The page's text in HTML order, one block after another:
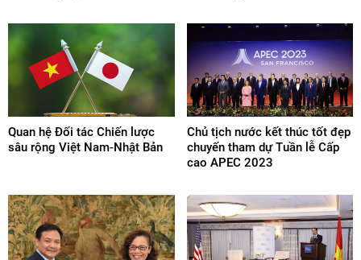
Quan hệ Đối tác Chiến lược
sâu rộng Việt Nam-Nhật Bản
Chủ tịch nước kết thúc tốt đẹp
chuyến tham dự Tuần lễ Cấp
cao APEC 2023